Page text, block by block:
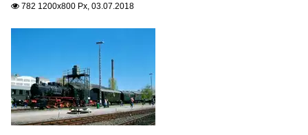
 782 1200x800 Px, 03.07.2018